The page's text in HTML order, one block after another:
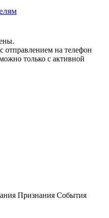
отправлением на телефон
только с активной
Признания События